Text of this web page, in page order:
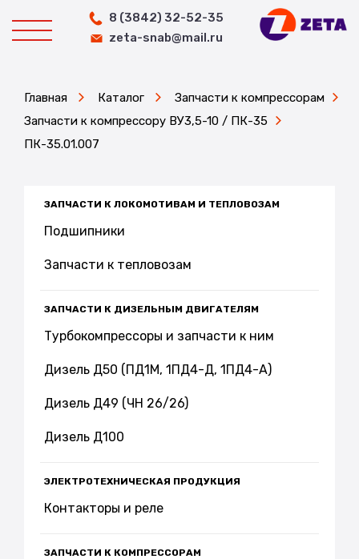
8 (3842) 32-52-35
zeta-snab@mail.ru
Главная Каталог
Запчасти к компрессорам
Запчасти к компрессору ВУ3,5-10 / ПК-35
ПК-35.01.007
ЗАПЧАСТИ К ЛОКОМОТИВАМ И ТЕПЛОВОЗАМ
Подшипники
Запчасти к тепловозам
ЗАПЧАСТИ К ДИЗЕЛЬНЫМ ДВИГАТЕЛЯМ
Турбокомпрессоры и запчасти к ним
Дизель Д50 (ПД1М, 1ПД4-Д, 1ПД4-А)
Дизель Д49 (ЧН 26/26)
Дизель Д100
ЭЛЕКТРОТЕХНИЧЕСКАЯ ПРОДУКЦИЯ
Контакторы и реле
ЗАПЧАСТИ К КОМПРЕССОРАМ